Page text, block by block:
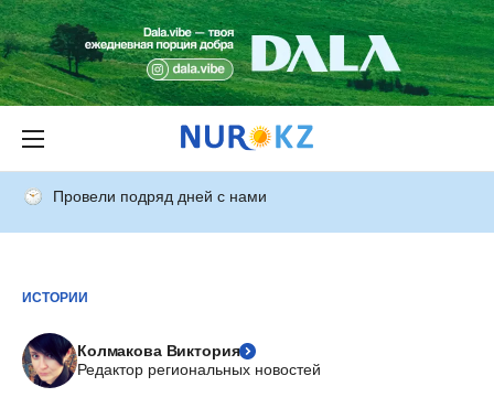
Провели подряд дней с нами
ИСТОРИИ
Колмакова Виктория
Редактор региональных новостей